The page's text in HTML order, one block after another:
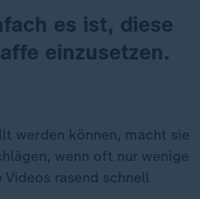
es ist, diese
einzusetzen.
werden können, macht sie
wenn oft nur wenige
rasend schnell